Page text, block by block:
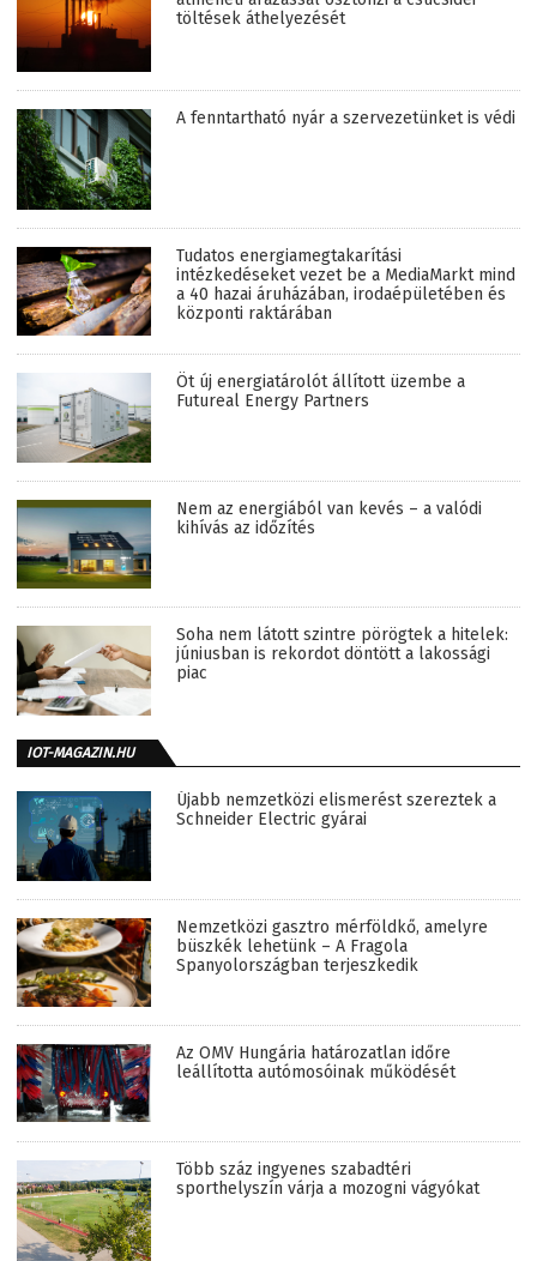
töltések áthelyezését
A fenntartható nyár a szervezetünket is védi
Tudatos energiamegtakarítási
intézkedéseket vezet be a MediaMarkt mind
a 40 hazai áruházában, irodaépületében és
központi raktárában
Öt új energiatárolót állított üzembe a
Futureal Energy Partners
Nem az energiából van kevés – a valódi
kihívás az időzítés
Soha nem látott szintre pörögtek a hitelek:
júniusban is rekordot döntött a lakossági
piac
IOT-MAGAZIN.HU
Újabb nemzetközi elismerést szereztek a
Schneider Electric gyárai
Nemzetközi gasztro mérföldkő, amelyre
büszkék lehetünk – A Fragola
Spanyolországban terjeszkedik
Az OMV Hungária határozatlan időre
leállította autómosóinak működését
Több száz ingyenes szabadtéri
sporthelyszín várja a mozogni vágyókat